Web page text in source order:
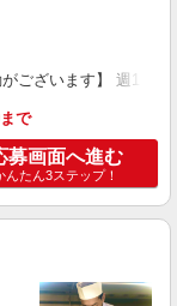
ございます】 週1日
で
募画面へ進む
んたん3ステップ！